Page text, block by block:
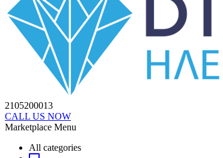
2105200013
CALL US NOW
Marketplace Menu
All categories